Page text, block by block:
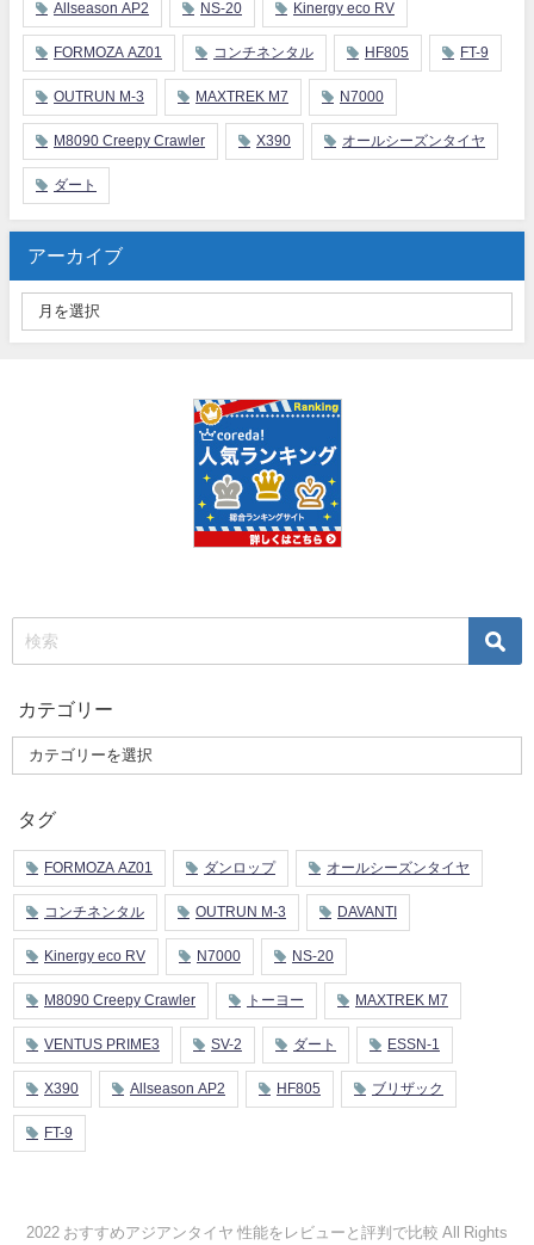
Allseason AP2 NS-20 Kinergy eco RV
FORMOZA AZ01 コンチネンタル HF805 FT-9
OUTRUN M-3 MAXTREK M7 N7000
M8090 Creepy Crawler X390 オールシーズンタイヤ
ダート
アーカイブ
カテゴリー
タグ
FORMOZA AZ01 ダンロップ オールシーズンタイヤ
コンチネンタル OUTRUN M-3 DAVANTI
Kinergy eco RV N7000 NS-20
M8090 Creepy Crawler トーヨー MAXTREK M7
VENTUS PRIME3 SV-2 ダート ESSN-1
X390 Allseason AP2 HF805 ブリザック
FT-9
2022 おすすめアジアンタイヤ 性能をレビューと評判で比較 All Rights